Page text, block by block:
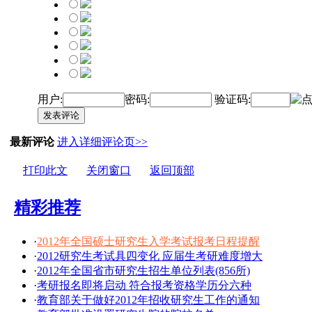
用户: 密码: 验证码:
发表评论
最新评论 进入详细评论页>>
打印此文 关闭窗口 返回顶部
精彩推荐
·2012年全国硕士研究生入学考试报考日程提醒
·2012研究生考试具四变化 应届生考研难度增大
·2012年全国省市研究生招生单位列表(856所)
·考研报名即将启动 符合报考资格学历分六种
·教育部关于做好2012年招收研究生工作的通知